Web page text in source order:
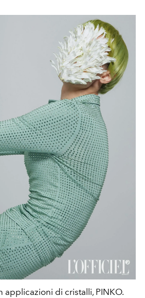
applicazioni di cristalli, PINKO.